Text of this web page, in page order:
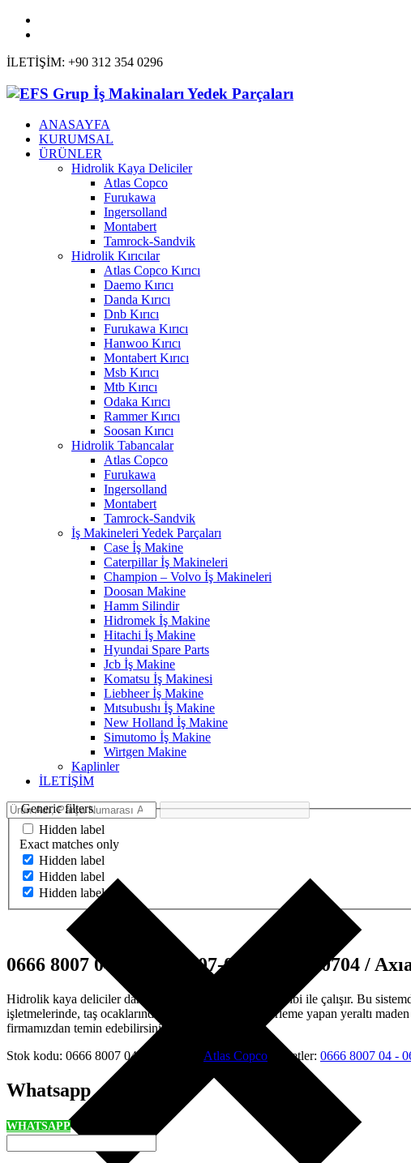
İLETİŞİM: +90 312 354 0296
ANASAYFA
KURUMSAL
ÜRÜNLER
Hidrolik Kaya Deliciler
Atlas Copco
Furukawa
Ingersolland
Montabert
Tamrock-Sandvik
Hidrolik Kırıcılar
Atlas Copco Kırıcı
Daemo Kırıcı
Danda Kırıcı
Dnb Kırıcı
Furukawa Kırıcı
Hanwoo Kırıcı
Montabert Kırıcı
Msb Kırıcı
Mtb Kırıcı
Odaka Kırıcı
Rammer Kırıcı
Soosan Kırıcı
Hidrolik Tabancalar
Atlas Copco
Furukawa
Ingersolland
Montabert
Tamrock-Sandvik
İş Makineleri Yedek Parçaları
Case İş Makine
Caterpillar İş Makineleri
Champion – Volvo İş Makineleri
Doosan Makine
Hamm Silindir
Hidromek İş Makine
Hitachi İş Makine
Hyundai Spare Parts
Jcb İş Makine
Komatsu İş Makinesi
Liebheer İş Makine
Mıtsubushı İş Makine
New Holland İş Makine
Simutomo İş Makine
Wirtgen Makine
Kaplinler
İLETİŞİM
Generic filters
Hidden label
Exact matches only
Hidden label
Hidden label
Hidden label
0666 8007 04 – 0666-8007-04 – 0666800704 /
Hidrolik kaya deliciler darbe,baskı,dönme,üfleme prensibi ile çalışır. Bu
işletmelerinde, taş ocaklarında, delme-patlatma ile ilerleme yapan yeraltı
firmamızdan temin edebilirsiniz.
Stok kodu: 0666 8007 04 Atlas Copco Etiketler: 0666 8007 04 -
Whatsapp
WHATSAPP